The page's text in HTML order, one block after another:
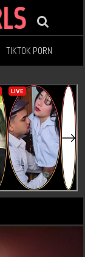
TIKTOK PORN